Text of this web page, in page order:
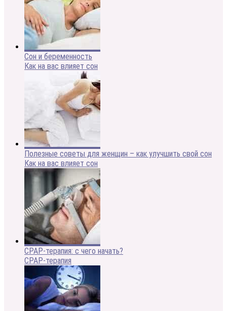
Сон и беременность
Как на вас влияет сон
Полезные советы для женщин – как улучшить свой сон
Как на вас влияет сон
CPAP-терапия: с чего начать?
CPAP-терапия